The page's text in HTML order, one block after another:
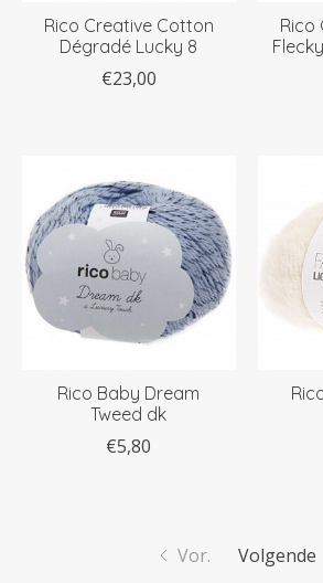
Rico Creative Cotton
Dégradé Lucky 8
€23,00
Rico
Rico Baby Dream
Tweed dk
€5,80
Vor. Volgende